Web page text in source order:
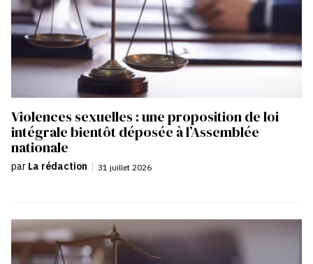
Violences sexuelles : une proposition de loi
intégrale bientôt déposée à l’Assemblée
nationale
par La rédaction | 31 juillet 2026